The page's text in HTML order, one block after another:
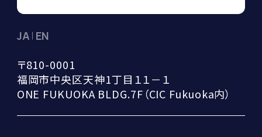
JA EN
〒810-0001
福岡市中央区天神1丁目１１－１
ONE FUKUOKA BLDG.7F（CIC Fukuoka内）